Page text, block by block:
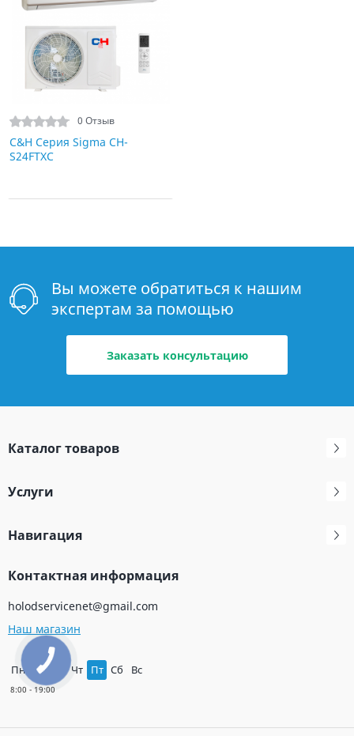
0 Отзыв
C&H Серия Sigma CH-
S24FTXC
Вы можете обратиться к нашим
экспертам за помощью
Заказать консультацию
Каталог товаров
Услуги
Навигация
Контактная информация
holodservicenet@gmail.com
Наш магазин
Пн Вт Чт Пт Сб Вс